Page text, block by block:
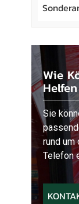
Wie
Helfen
Sie
rund um
Telefon